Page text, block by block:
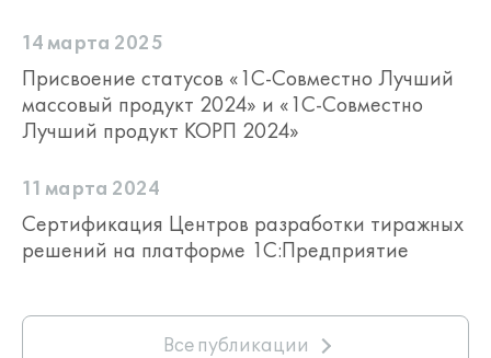
программы позволяет планировать
выработку, объем предоставляемых
услуг, доходы и расходы. Доступно
несколько уровней планирования:
длительный интервал времени от
недели до года);
краткосрочное (планирование на
более короткие интервалы времени,
каждый день).
14 марта 2025
Присвоение статусов «1С-Совместно Лучший
массовый продукт 2024» и «1С-Совместно
Лучший продукт КОРП 2024»
11 марта 2024
Сертификация Центров разработки тиражных
решений на платформе 1С:Предприятие
Все публикации